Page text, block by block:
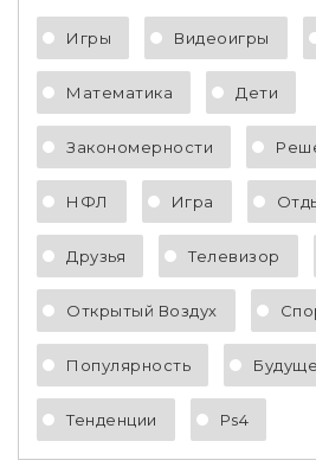
Игры Видеоигры
Математика Дети
Закономерности
НФЛ Игра
Друзья Телевизор
Открытый Воздух
Популярность
Тенденции Ps4